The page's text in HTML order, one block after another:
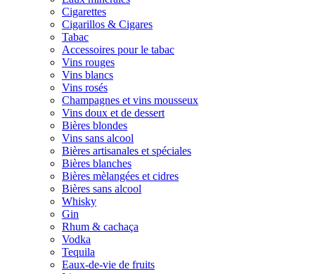
Cigarettes
Cigarillos & Cigares
Tabac
Accessoires pour le tabac
Vins rouges
Vins blancs
Vins rosés
Champagnes et vins mousseux
Vins doux et de dessert
Bières blondes
Vins sans alcool
Bières artisanales et spéciales
Bières blanches
Bières mèlangées et cidres
Bières sans alcool
Whisky
Gin
Rhum & cachaça
Vodka
Tequila
Eaux-de-vie de fruits